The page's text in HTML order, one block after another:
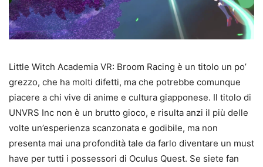
Little Witch Academia VR: Broom Racing è un titolo un po’
grezzo, che ha molti difetti, ma che potrebbe comunque
piacere a chi vive di anime e cultura giapponese. Il titolo di
UNVRS Inc non è un brutto gioco, e risulta anzi il più delle
volte un’esperienza scanzonata e godibile, ma non
presenta mai una profondità tale da farlo diventare un must
have per tutti i possessori di Oculus Quest. Se siete fan